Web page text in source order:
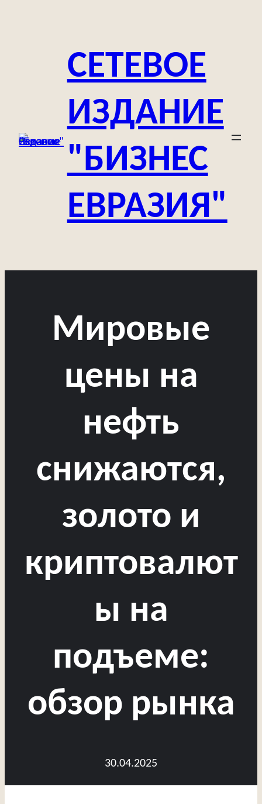
содержимомуСЕТЕВОЕ
ИЗДАНИЕ
"БИЗНЕС
ЕВРАЗИЯ"
Мировые
цены на
нефть
снижаются,
золото и
криптовалют
ы на
подъеме:
обзор рынка
30.04.2025